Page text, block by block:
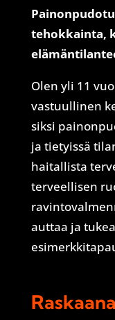
tehokkainta,
Olen yli 11
vastuullinen
siksi
ja tietyissä
haitallista
terveellisen
auttaa ja